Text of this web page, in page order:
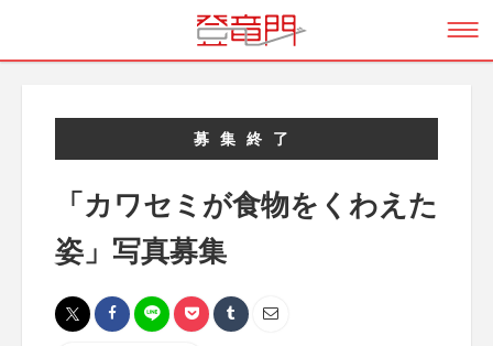
募集終了
「カワセミが食物をくわえた
姿」写真募集